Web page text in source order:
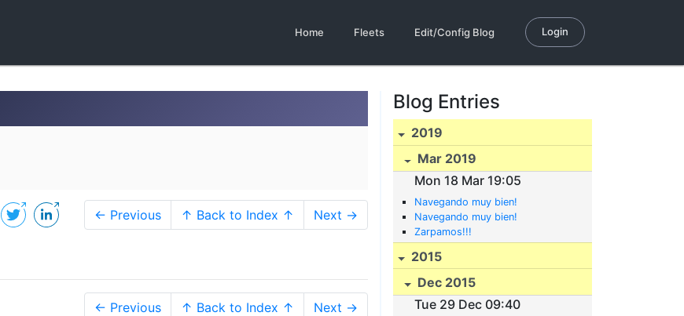
Home Fleets Edit/Config Blog Login
← Previous ↑ Back to Index ↑ Next →
← Previous ↑ Back to Index ↑ Next →
Blog Entries
2019
Mar 2019
Mon 18 Mar 19:05
Navegando muy bien!
Navegando muy bien!
Zarpamos!!!
2015
Dec 2015
Tue 29 Dec 09:40